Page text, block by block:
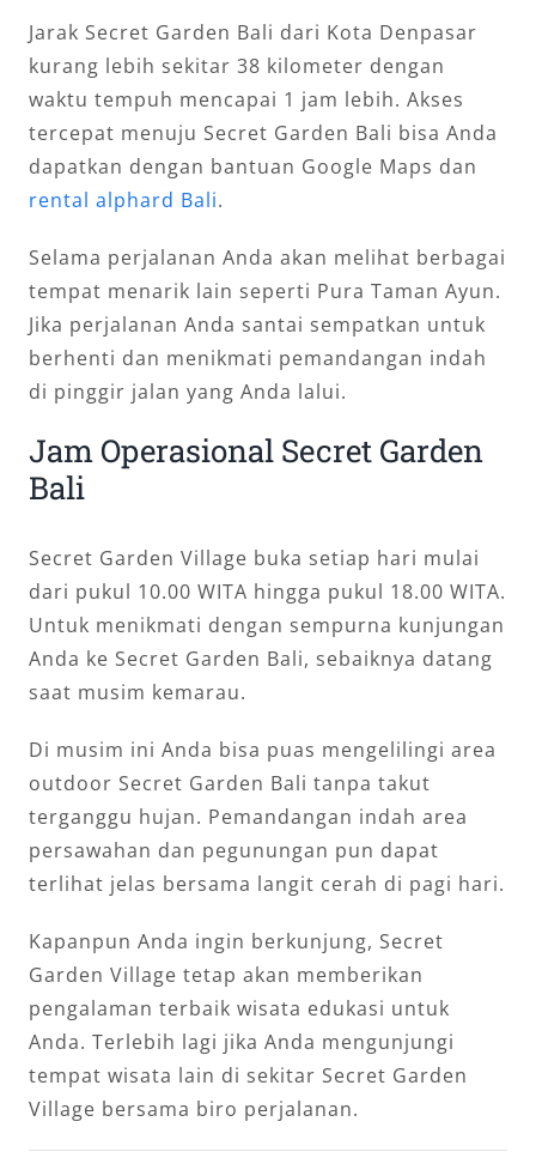
Jarak Secret Garden Bali dari Kota Denpasar
kurang lebih sekitar 38 kilometer dengan
waktu tempuh mencapai 1 jam lebih. Akses
tercepat menuju Secret Garden Bali bisa Anda
dapatkan dengan bantuan Google Maps dan
rental alphard Bali.
Selama perjalanan Anda akan melihat berbagai
tempat menarik lain seperti Pura Taman Ayun.
Jika perjalanan Anda santai sempatkan untuk
berhenti dan menikmati pemandangan indah
di pinggir jalan yang Anda lalui.
Jam Operasional Secret Garden
Bali
Secret Garden Village buka setiap hari mulai
dari pukul 10.00 WITA hingga pukul 18.00 WITA.
Untuk menikmati dengan sempurna kunjungan
Anda ke Secret Garden Bali, sebaiknya datang
saat musim kemarau.
Di musim ini Anda bisa puas mengelilingi area
outdoor Secret Garden Bali tanpa takut
terganggu hujan. Pemandangan indah area
persawahan dan pegunungan pun dapat
terlihat jelas bersama langit cerah di pagi hari.
Kapanpun Anda ingin berkunjung, Secret
Garden Village tetap akan memberikan
pengalaman terbaik wisata edukasi untuk
Anda. Terlebih lagi jika Anda mengunjungi
tempat wisata lain di sekitar Secret Garden
Village bersama biro perjalanan.